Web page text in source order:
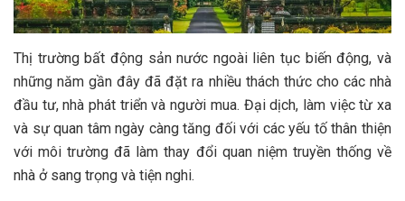
Thị trường bất động sản nước ngoài liên tục biến động, và
những năm gần đây đã đặt ra nhiều thách thức cho các nhà
đầu tư, nhà phát triển và người mua. Đại dịch, làm việc từ xa
và sự quan tâm ngày càng tăng đối với các yếu tố thân thiện
với môi trường đã làm thay đổi quan niệm truyền thống về
nhà ở sang trọng và tiện nghi.